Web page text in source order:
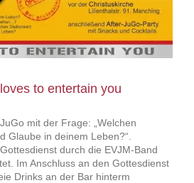
to entertain you
mit der Frage: „Welchen
Glaube in deinem Leben?“.
durch die EVJM-Band
Im Anschluss an den Gottesdienst
Drinks an der Bar hinterm